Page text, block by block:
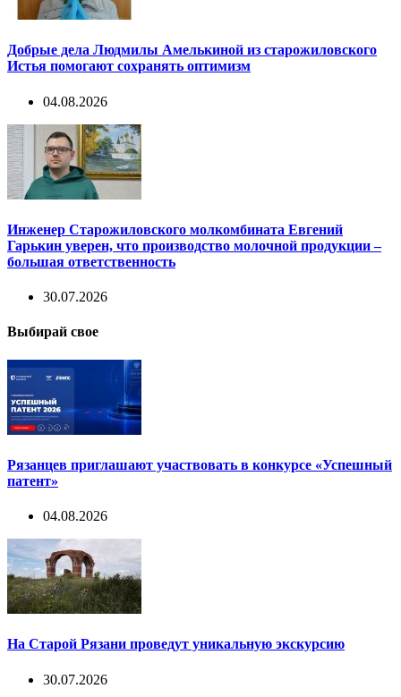
Добрые дела Людмилы Амелькиной из старожиловского
Истья помогают сохранять оптимизм
04.08.2026
Инженер Старожиловского молкомбината Евгений
Гарькин уверен, что производство молочной продукции –
большая ответственность
30.07.2026
Выбирай свое
Рязанцев приглашают участвовать в конкурсе «Успешный
патент»
04.08.2026
На Старой Рязани проведут уникальную экскурсию
30.07.2026